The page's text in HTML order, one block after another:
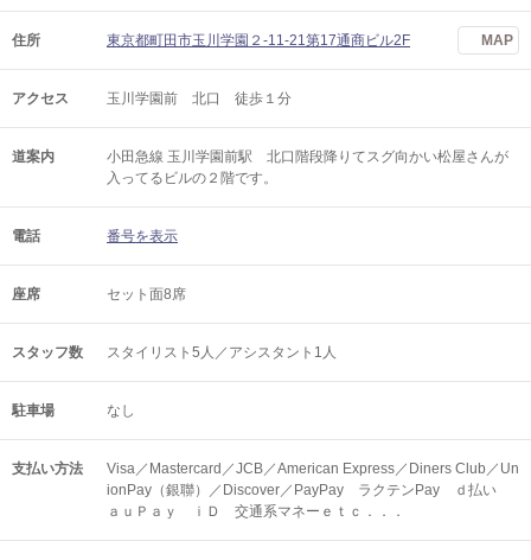
住所 東京都町田市玉川学園２-11-21第17通商ビル2F MAP
アクセス 玉川学園前 北口 徒歩１分
道案内
小田急線 玉川学園前駅 北口階段降りてスグ向かい松屋さんが
入ってるビルの２階です。
電話 番号を表示
座席 セット面8席
スタッフ数 スタイリスト5人／アシスタント1人
駐車場 なし
支払い方法
Visa／Mastercard／JCB／American Express／Diners Club／Un
ionPay（銀聯）／Discover／PayPay ラクテンPay ｄ払い
ａｕＰａｙ ｉＤ 交通系マネーｅｔｃ．．．